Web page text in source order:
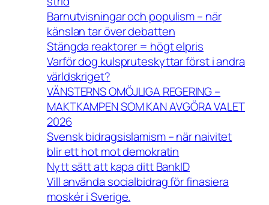
Barnutvisningar och populism – när
känslan tar över debatten
Stängda reaktorer = högt elpris
Varför dog kulspruteskyttar först i andra
världskriget?
VÄNSTERNS OMÖJLIGA REGERING –
MAKTKAMPEN SOM KAN AVGÖRA VALET
2026
Svensk bidragsislamism – när naivitet
blir ett hot mot demokratin
Nytt sätt att kapa ditt BankID
Vill använda socialbidrag för finasiera
moskér i Sverige.